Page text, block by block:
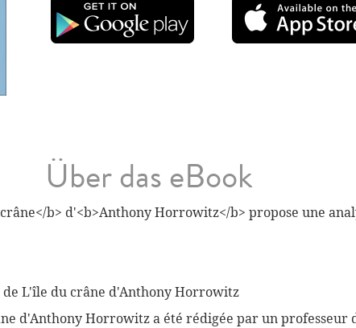
Über das eBook
b> d'<b>Anthony Horrowitz</b> propose une
de L'île du crâne d'Anthony Horrowitz
d'Anthony Horrowitz a été rédigée par un professeur